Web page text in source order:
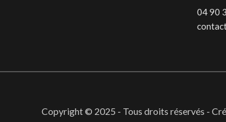
04 90
Copyright © 2025 - Tous droits réservés -